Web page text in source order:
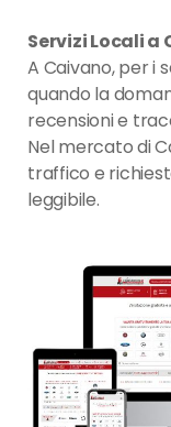
Servizi Locali a
A Caivano, per i
quando la
recensioni e
Nel mercato di
traffico e
leggibile.